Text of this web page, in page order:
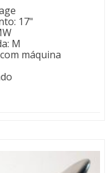
: 17"
: M
máquina